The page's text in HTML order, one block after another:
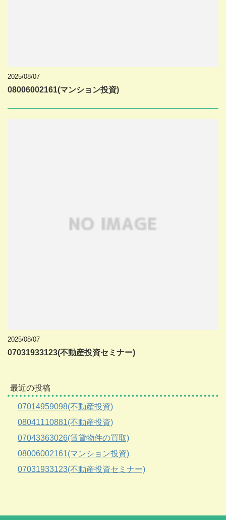
2025/08/07
08006002161(マンション投資)
2025/08/07
07031933123(不動産投資セミナー)
最近の投稿
07014959098(不動産投資)
08041110881(不動産投資)
07043363026(賃貸物件の買取)
08006002161(マンション投資)
07031933123(不動産投資セミナー)